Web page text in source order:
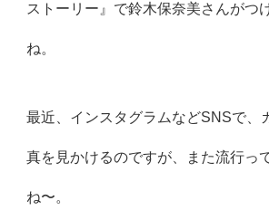
ストーリー』で鈴木保奈美さんがつ
ね。
最近、インスタグラムなどSNSで、
真を見かけるのですが、また流行っ
ね〜。